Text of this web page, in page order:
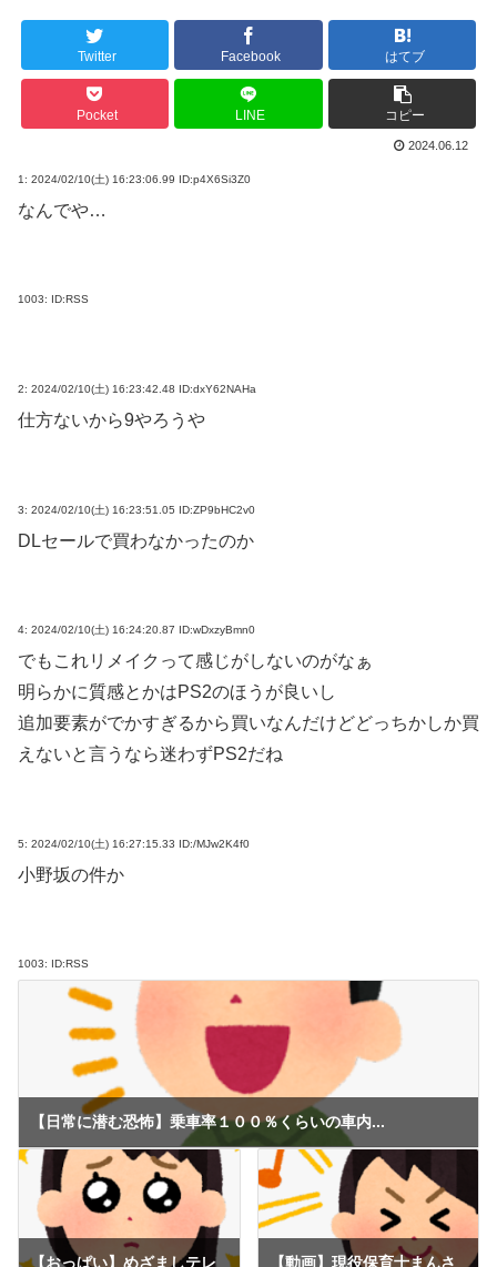
Twitter Facebook はてブ
Pocket LINE コピー
2024.06.12
1: 2024/02/10(土) 16:23:06.99 ID:p4X6Si3Z0
なんでや…
1003: ID:RSS
2: 2024/02/10(土) 16:23:42.48 ID:dxY62NAHa
仕方ないから9やろうや
3: 2024/02/10(土) 16:23:51.05 ID:ZP9bHC2v0
DLセールで買わなかったのか
4: 2024/02/10(土) 16:24:20.87 ID:wDxzyBmn0
でもこれリメイクって感じがしないのがなぁ
明らかに質感とかはPS2のほうが良いし
追加要素がでかすぎるから買いなんだけどどっちかしか買
えないと言うなら迷わずPS2だね
5: 2024/02/10(土) 16:27:15.33 ID:/MJw2K4f0
小野坂の件か
1003: ID:RSS
【日常に潜む恐怖】乗車率１００％くらいの車内...
【おっぱい】めざましテレ
【動画】現役保育士まんさ